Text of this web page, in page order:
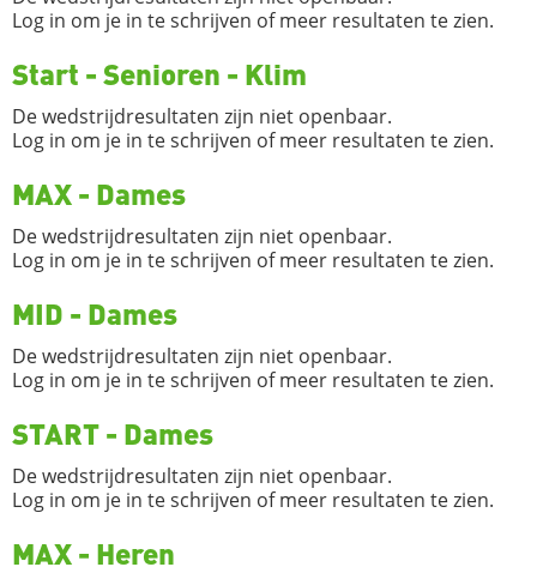
Log in om je in te schrijven of meer resultaten te zien.
Start - Senioren - Klim
De wedstrijdresultaten zijn niet openbaar.
Log in om je in te schrijven of meer resultaten te zien.
MAX - Dames
De wedstrijdresultaten zijn niet openbaar.
Log in om je in te schrijven of meer resultaten te zien.
MID - Dames
De wedstrijdresultaten zijn niet openbaar.
Log in om je in te schrijven of meer resultaten te zien.
START - Dames
De wedstrijdresultaten zijn niet openbaar.
Log in om je in te schrijven of meer resultaten te zien.
MAX - Heren